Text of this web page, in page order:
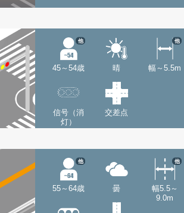
45～54歳
他
晴 幅～5.5m
他
信号（消
灯）
交差点
55～64歳
他
曇
幅5.5～
9.0m
他